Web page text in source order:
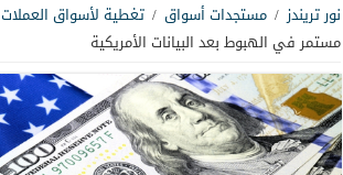
نور تريندز / مستجدات أسواق / تغطية لأسواق العملات
مستمر في الهبوط بعد البيانات الأمريكية